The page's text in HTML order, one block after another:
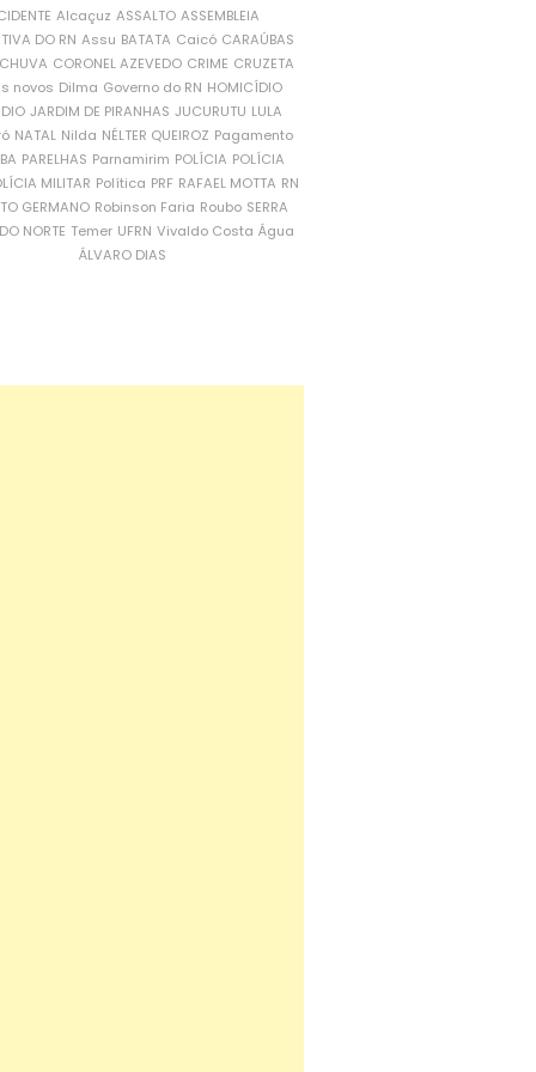
Alcaçuz ASSALTO ASSEMBLEIA
DO RN Assu BATATA Caicó CARAÚBAS
CORONEL AZEVEDO CRIME CRUZETA
novos Dilma Governo do RN HOMICÍDIO
JARDIM DE PIRANHAS JUCURUTU LULA
NATAL Nilda NÉLTER QUEIROZ Pagamento
PARELHAS Parnamirim POLÍCIA POLÍCIA
MILITAR Política PRF RAFAEL MOTTA RN
GERMANO Robinson Faria Roubo SERRA
NORTE Temer UFRN Vivaldo Costa Água
ÁLVARO DIAS